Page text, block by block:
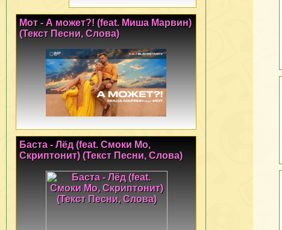
Мот - А может?! (feat. Миша Марвин)
(Текст Песни, Слова)
Баста - Лёд (feat. Смоки Мо,
Скриптонит) (Текст Песни, Слова)